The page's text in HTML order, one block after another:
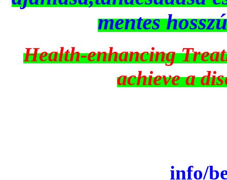
mentes
Health-enhancing
achieve a
info/